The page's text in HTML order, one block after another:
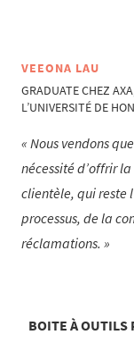
VEEONA LAU
GRADUATE CHEZ
L’UNIVERSITÉ DE
Nous vendons
nécessité d’offrir
clientèle, qui reste
processus, de la
réclamations.
BOITE À OUTILS